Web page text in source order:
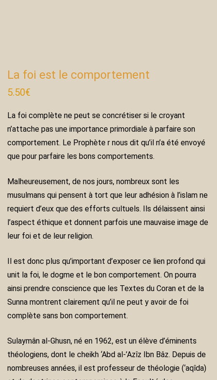
La foi est le comportement
5.50€
La foi complète ne peut se concrétiser si le croyant
n’attache pas une importance primordiale à parfaire son
comportement. Le Prophète r nous dit qu’il n’a été envoyé
que pour parfaire les bons comportements.
Malheureusement, de nos jours, nombreux sont les
musulmans qui pensent à tort que leur adhésion à l’islam ne
requiert d’eux que des efforts cultuels. Ils délaissent ainsi
l’aspect éthique et donnent parfois une mauvaise image de
leur foi et de leur religion.
Il est donc plus qu’important d’exposer ce lien profond qui
unit la foi, le dogme et le bon comportement. On pourra
ainsi prendre conscience que les Textes du Coran et de la
Sunna montrent clairement qu’il ne peut y avoir de foi
complète sans bon comportement.
Sulaymân al-Ghusn, né en 1962, est un élève d’éminents
théologiens, dont le cheikh ‘Abd al-’Azîz Ibn Bâz. Depuis de
nombreuses années, il est professeur de théologie (‘aqîda)